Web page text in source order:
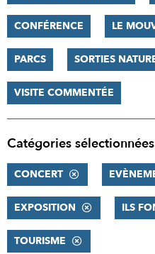
CONFÉRENCE LE
PARCS SORTIES
VISITE COMMENTÉE
Catégories
CONCERT
EXPOSITION ILS
TOURISME